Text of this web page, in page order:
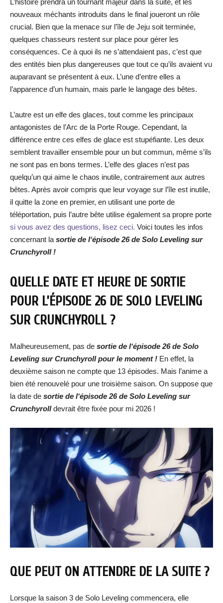
L’histoire prendra un tournant majeur dans la suite, et les
nouveaux méchants introduits dans le final joueront un rôle
crucial. Bien que la menace sur l’île de Jeju soit terminée,
quelques chasseurs restent sur place pour gérer les
conséquences. Ce à quoi ils ne s’attendaient pas, c’est que
des entités bien plus dangereuses que tout ce qu’ils avaient vu
auparavant se présentent à eux. L’une d’entre elles a
l’apparence d’un humain, mais parle le langage des bêtes.
L’autre est un elfe des glaces, tout comme les principaux
antagonistes de l’Arc de la Porte Rouge. Cependant, la
différence entre ces elfes de glace est stupéfiante. Les deux
semblent travailler ensemble pour un but commun, même s’ils
ne sont pas en bons termes. L’elfe des glaces n’est pas
quelqu’un qui aime le chaos inutile, contrairement aux autres
bêtes. Après avoir compris que leur voyage sur l’île est inutile,
il quitte la zone en premier, en utilisant une porte de
téléportation, puis l’autre bête utilise également sa propre porte
si vous avez des questions, lisez ceci. Voici toutes les infos
concernant la sortie de l‘épisode 26 de Solo Leveling sur
Crunchyroll !
QUELLE DATE ET HEURE DE SORTIE
POUR L’ÉPISODE 26 DE SOLO LEVELING
SUR CRUNCHYROLL ?
Malheureusement, pas de sortie de l‘épisode 26 de Solo
Leveling sur Crunchyroll pour le moment ! En effet, la
deuxième saison ne compte que 13 épisodes. Mais l’anime a
bien été renouvelé pour une troisième saison. On suppose que
la date de sortie de l‘épisode 26 de Solo Leveling sur
Crunchyrolldevrait être fixée pour mi 2026 !
QUE PEUT ON ATTENDRE DE LA SUITE ?
Lorsque la saison 3 de Solo Leveling commencera, elle